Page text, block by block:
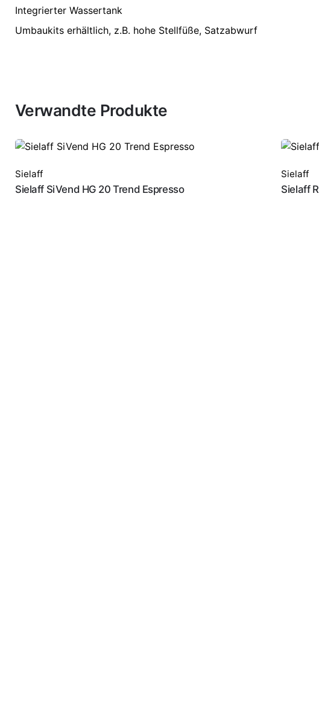
Integrierter Wassertank
Umbaukits erhältlich, z.B. hohe Stellfüße, Satzabwurf
Verwandte Produkte
Sielaff
Sielaff SiVend HG 20 Trend Espresso
Sielaff
Sielaff